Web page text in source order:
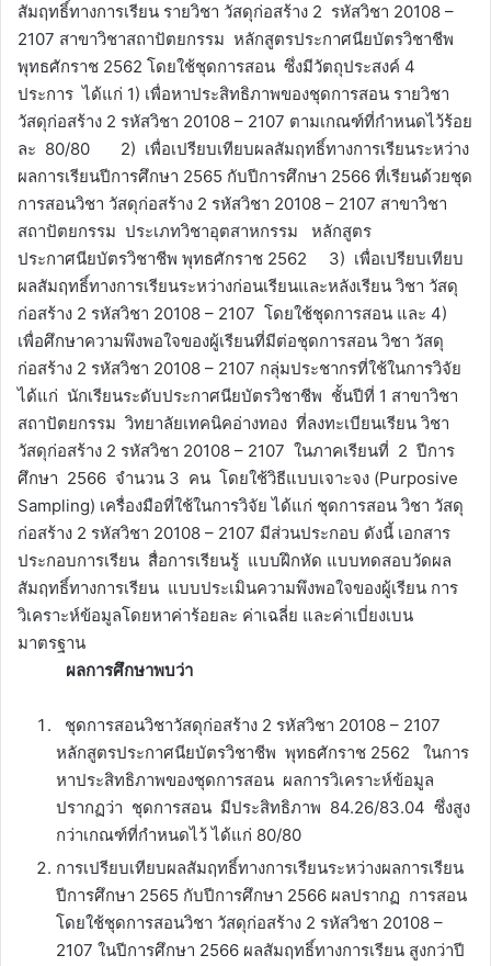
สัมฤทธิ์ทางการเรียน รายวิชา วัสดุก่อสร้าง 2 รหัสวิชา 20108 –
2107 สาขาวิชาสถาปัตยกรรม หลักสูตรประกาศนียบัตรวิชาชีพ
พุทธศักราช 2562 โดยใช้ชุดการสอน ซึ่งมีวัตถุประสงค์ 4
ประการ ได้แก่ 1) เพื่อหาประสิทธิภาพของชุดการสอน รายวิชา
วัสดุก่อสร้าง 2 รหัสวิชา 20108 – 2107 ตามเกณฑ์ที่กำหนดไว้ร้อย
ละ 80/80 2) เพื่อเปรียบเทียบผลสัมฤทธิ์ทางการเรียนระหว่าง
ผลการเรียนปีการศึกษา 2565 กับปีการศึกษา 2566 ที่เรียนด้วยชุด
การสอนวิชา วัสดุก่อสร้าง 2 รหัสวิชา 20108 – 2107 สาขาวิชา
สถาปัตยกรรม ประเภทวิชาอุตสาหกรรม หลักสูตร
ประกาศนียบัตรวิชาชีพ พุทธศักราช 2562 3) เพื่อเปรียบเทียบ
ผลสัมฤทธิ์ทางการเรียนระหว่างก่อนเรียนและหลังเรียน วิชา วัสดุ
ก่อสร้าง 2 รหัสวิชา 20108 – 2107 โดยใช้ชุดการสอน และ 4)
เพื่อศึกษาความพึงพอใจของผู้เรียนที่มีต่อชุดการสอน วิชา วัสดุ
ก่อสร้าง 2 รหัสวิชา 20108 – 2107 กลุ่มประชากรที่ใช้ในการวิจัย
ได้แก่ นักเรียนระดับประกาศนียบัตรวิชาชีพ ชั้นปีที่ 1 สาขาวิชา
สถาปัตยกรรม วิทยาลัยเทคนิคอ่างทอง ที่ลงทะเบียนเรียน วิชา
วัสดุก่อสร้าง 2 รหัสวิชา 20108 – 2107 ในภาคเรียนที่ 2 ปีการ
ศึกษา 2566 จำนวน 3 คน โดยใช้วิธีแบบเจาะจง (Purposive
Sampling) เครื่องมือที่ใช้ในการวิจัย ได้แก่ ชุดการสอน วิชา วัสดุ
ก่อสร้าง 2 รหัสวิชา 20108 – 2107 มีส่วนประกอบ ดังนี้ เอกสาร
ประกอบการเรียน สื่อการเรียนรู้ แบบฝึกหัด แบบทดสอบวัดผล
สัมฤทธิ์ทางการเรียน แบบประเมินความพึงพอใจของผู้เรียน การ
วิเคราะห์ข้อมูลโดยหาค่าร้อยละ ค่าเฉลี่ย และค่าเบี่ยงเบน
มาตรฐาน
ผลการศึกษาพบว่า
ชุดการสอนวิชาวัสดุก่อสร้าง 2 รหัสวิชา 20108 – 2107
หลักสูตรประกาศนียบัตรวิชาชีพ พุทธศักราช 2562 ในการ
หาประสิทธิภาพของชุดการสอน ผลการวิเคราะห์ข้อมูล
ปรากฏว่า ชุดการสอน มีประสิทธิภาพ 84.26/83.04 ซึ่งสูง
กว่าเกณฑ์ที่กำหนดไว้ ได้แก่ 80/80
การเปรียบเทียบผลสัมฤทธิ์ทางการเรียนระหว่างผลการเรียน
ปีการศึกษา 2565 กับปีการศึกษา 2566 ผลปรากฏ การสอน
โดยใช้ชุดการสอนวิชา วัสดุก่อสร้าง 2 รหัสวิชา 20108 –
2107 ในปีการศึกษา 2566 ผลสัมฤทธิ์ทางการเรียน สูงกว่าปี